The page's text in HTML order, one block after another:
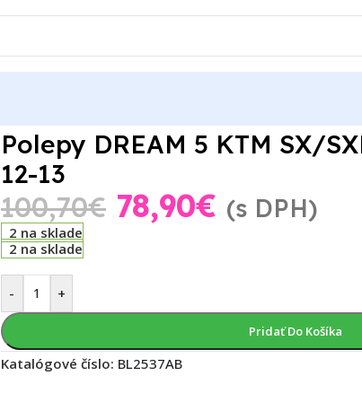
Polepy DREAM 5 KTM SX/
12-13
100,70€ 78,90€ (s DPH)
2 na sklade
2 na sklade
- +
Pridať Do Košíka
Katalógové číslo: BL2537AB